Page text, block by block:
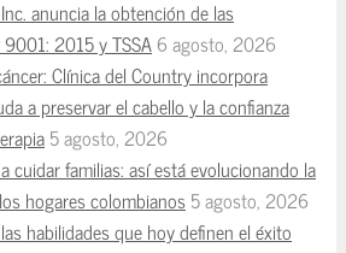
anuncia la obtención de las
2015 y TSSA6 agosto, 2026
Clínica del Country incorpora
a preservar el cabello y la confianza
5 agosto, 2026
cuidar familias: así está evolucionando la
hogares colombianos5 agosto, 2026
habilidades que hoy definen el éxito